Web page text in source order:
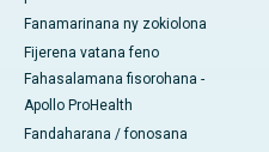
Fanamarinana ny zokiolona
Fijerena vatana feno
Fahasalamana fisorohana -
Apollo ProHealth
Fandaharana / fonosana